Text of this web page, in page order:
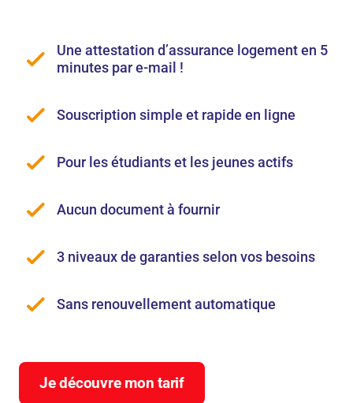
Une attestation d’assurance logement en 5
minutes par e-mail !
Souscription simple et rapide en ligne
Pour les étudiants et les jeunes actifs
Aucun document à fournir
3 niveaux de garanties selon vos besoins
Sans renouvellement automatique
Je découvre mon tarif